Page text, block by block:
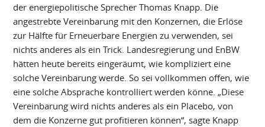
der energiepolitische Sprecher Thomas Knapp. Die
angestrebte Vereinbarung mit den Konzernen, die Erlöse
zur Hälfte für Erneuerbare Energien zu verwenden, sei
nichts anderes als ein Trick. Landesregierung und EnBW
hätten heute bereits eingeräumt, wie kompliziert eine
solche Vereinbarung werde. So sei vollkommen offen, wie
eine solche Absprache kontrolliert werden könne. „Diese
Vereinbarung wird nichts anderes als ein Placebo, von
dem die Konzerne gut profitieren können“, sagte Knapp